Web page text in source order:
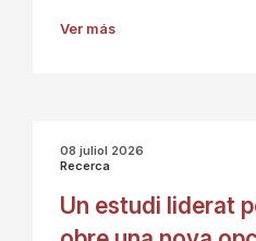
Ver más
08 juliol 2026
Recerca
Un estudi liderat